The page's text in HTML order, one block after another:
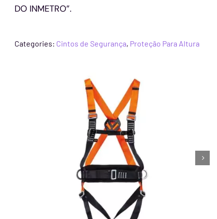
DO INMETRO”.
Categories: Cintos de Segurança, Proteção Para Altura